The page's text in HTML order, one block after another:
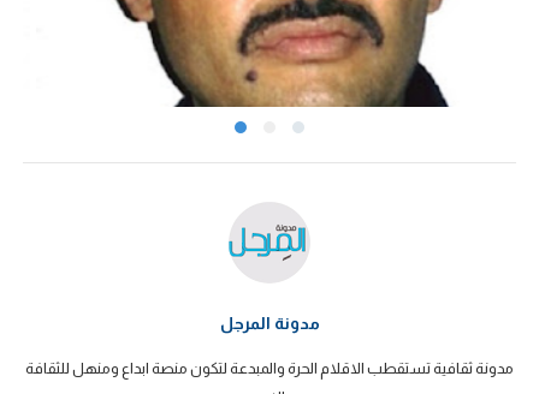
مدونة المرجل
مدونة ثقافية تستقطب الاقلام الحرة والمبدعة لتكون منصة ابداع ومنهل للثقافة